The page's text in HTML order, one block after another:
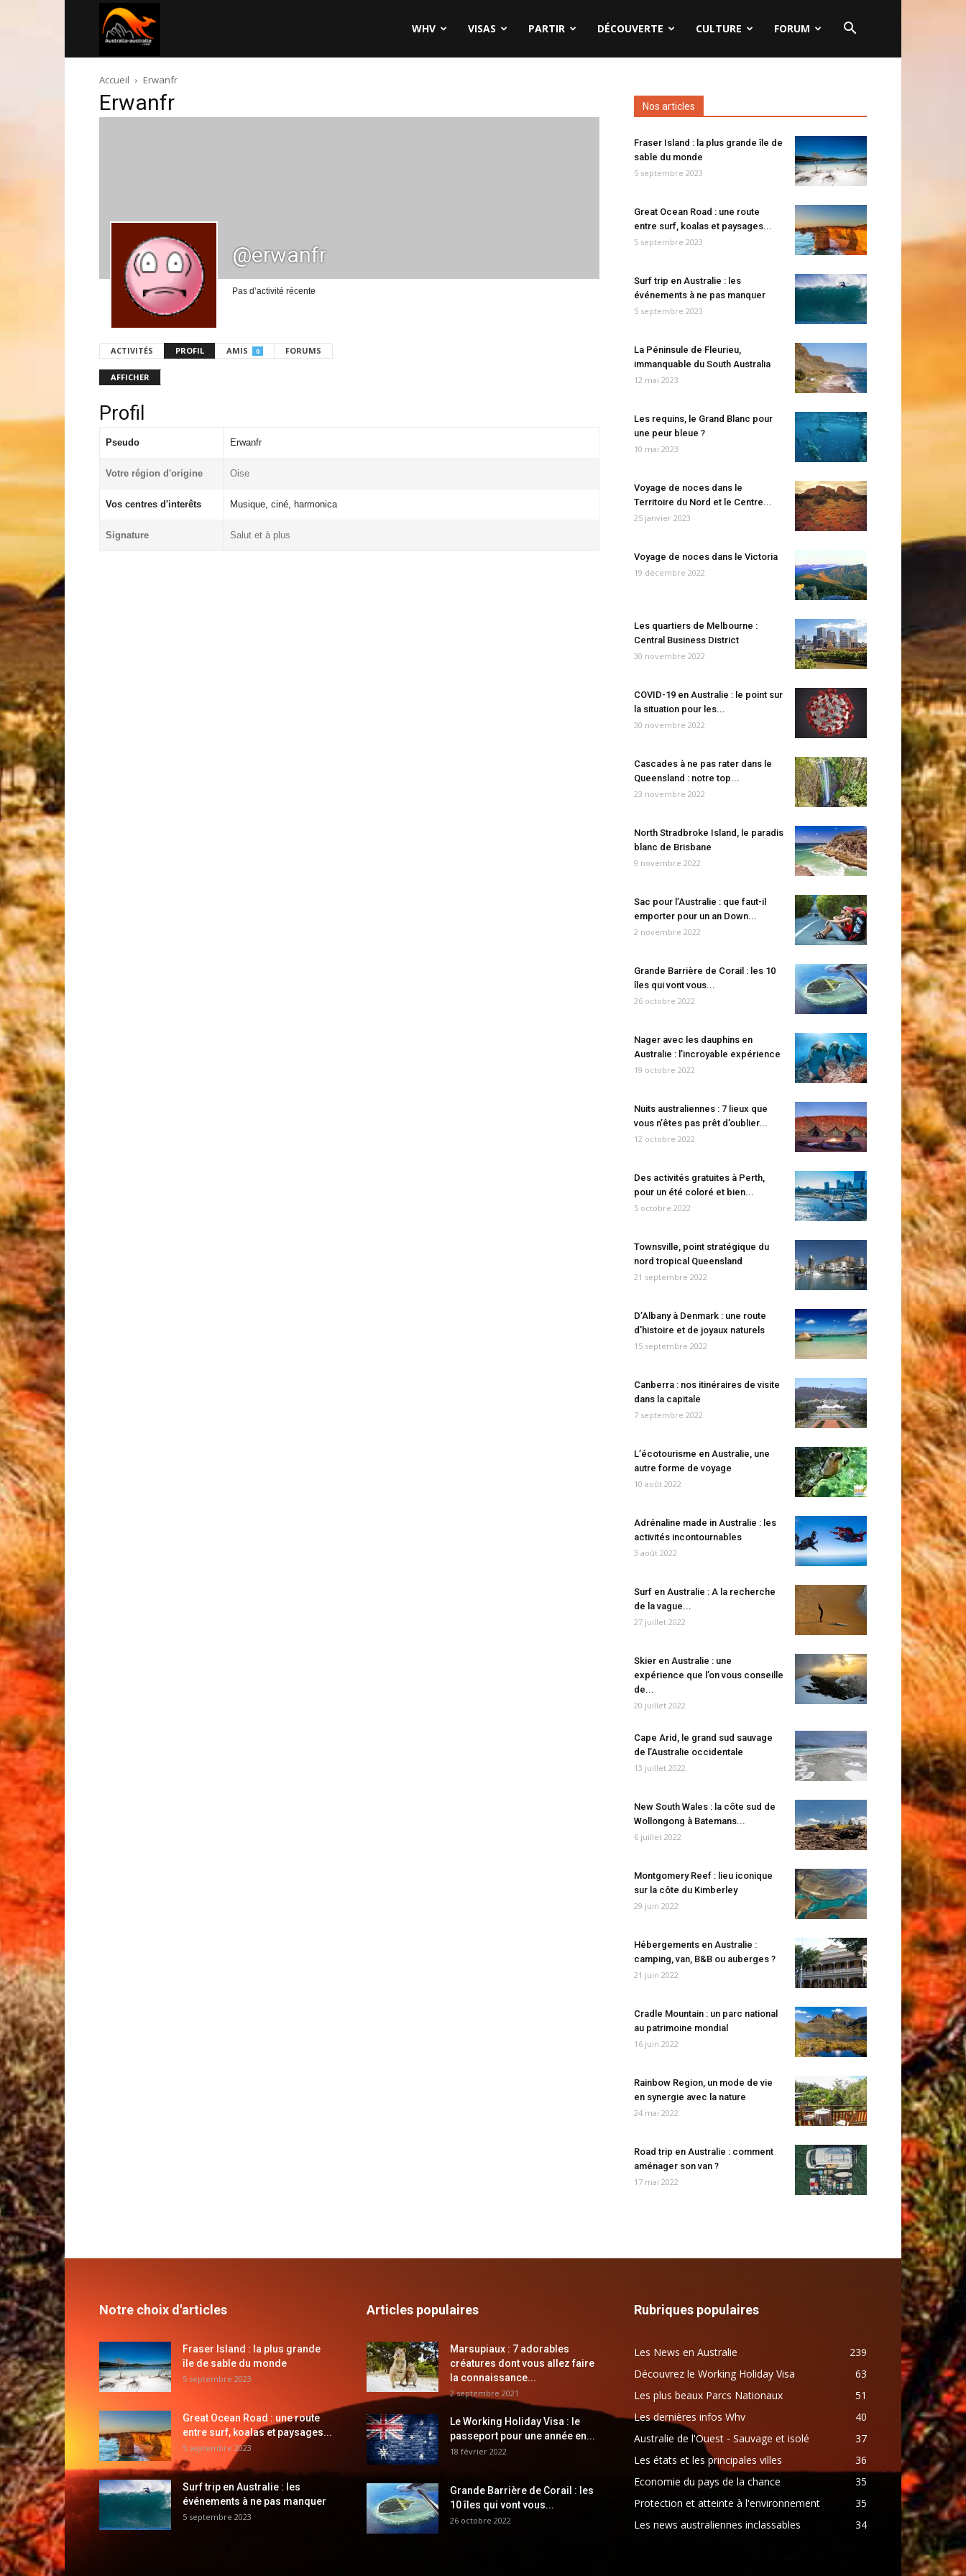
australie.com
WHV VISAS PARTIR DÉCOUVERTE CULTURE FORUM
Accueil Erwanfr
Erwanfr
@erwanfr
Pas d’activité récente
ACTIVITÉS PROFIL AMIS 0 FORUMS
AFFICHER
Profil
Pseudo Erwanfr
Votre région d'origine Oise
Vos centres d'interêts Musique, ciné, harmonica
Signature Salut et à plus
Nos articles
Fraser Island : la plus grande île de
sable du monde
5 septembre 2023
Great Ocean Road : une route
entre surf, koalas et paysages...
5 septembre 2023
Surf trip en Australie : les
événements à ne pas manquer
5 septembre 2023
La Péninsule de Fleurieu,
immanquable du South Australia
12 mai 2023
Les requins, le Grand Blanc pour
une peur bleue ?
10 mai 2023
Voyage de noces dans le
Territoire du Nord et le Centre...
25 janvier 2023
Voyage de noces dans le Victoria
19 décembre 2022
Les quartiers de Melbourne :
Central Business District
30 novembre 2022
COVID-19 en Australie : le point sur
la situation pour les...
30 novembre 2022
Cascades à ne pas rater dans le
Queensland : notre top...
23 novembre 2022
North Stradbroke Island, le paradis
blanc de Brisbane
9 novembre 2022
Sac pour l’Australie : que faut-il
emporter pour un an Down...
2 novembre 2022
Grande Barrière de Corail : les 10
îles qui vont vous...
26 octobre 2022
Nager avec les dauphins en
Australie : l’incroyable expérience
19 octobre 2022
Nuits australiennes : 7 lieux que
vous n’êtes pas prêt d’oublier...
12 octobre 2022
Des activités gratuites à Perth,
pour un été coloré et bien...
5 octobre 2022
Townsville, point stratégique du
nord tropical Queensland
21 septembre 2022
D’Albany à Denmark : une route
d’histoire et de joyaux naturels
15 septembre 2022
Canberra : nos itinéraires de visite
dans la capitale
7 septembre 2022
L’écotourisme en Australie, une
autre forme de voyage
10 août 2022
Adrénaline made in Australie : les
activités incontournables
3 août 2022
Surf en Australie : A la recherche
de la vague...
27 juillet 2022
Skier en Australie : une
expérience que l’on vous conseille
de...
20 juillet 2022
Cape Arid, le grand sud sauvage
de l’Australie occidentale
13 juillet 2022
New South Wales : la côte sud de
Wollongong à Batemans...
6 juillet 2022
Montgomery Reef : lieu iconique
sur la côte du Kimberley
29 juin 2022
Hébergements en Australie :
camping, van, B&B ou auberges ?
21 juin 2022
Cradle Mountain : un parc national
au patrimoine mondial
16 juin 2022
Rainbow Region, un mode de vie
en synergie avec la nature
24 mai 2022
Road trip en Australie : comment
aménager son van ?
17 mai 2022
Notre choix d'articles
Fraser Island : la plus grande
île de sable du monde
5 septembre 2023
Great Ocean Road : une route
entre surf, koalas et paysages...
5 septembre 2023
Surf trip en Australie : les
événements à ne pas manquer
5 septembre 2023
Articles populaires
Marsupiaux : 7 adorables
créatures dont vous allez faire
la connaissance...
2 septembre 2021
Le Working Holiday Visa : le
passeport pour une année en...
18 février 2022
Grande Barrière de Corail : les
10 îles qui vont vous...
26 octobre 2022
Rubriques populaires
Les News en Australie
239
Découvrez le Working Holiday Visa
63
Les plus beaux Parcs Nationaux
51
Les dernières infos Whv
40
Australie de l'Ouest - Sauvage et isolé
37
Les états et les principales villes
36
Economie du pays de la chance
35
Protection et atteinte à l'environnement
35
Les news australiennes inclassables
34